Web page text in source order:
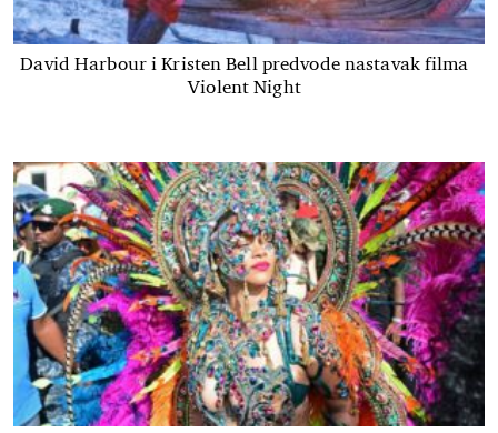
David Harbour i Kristen Bell predvode nastavak filma
Violent Night